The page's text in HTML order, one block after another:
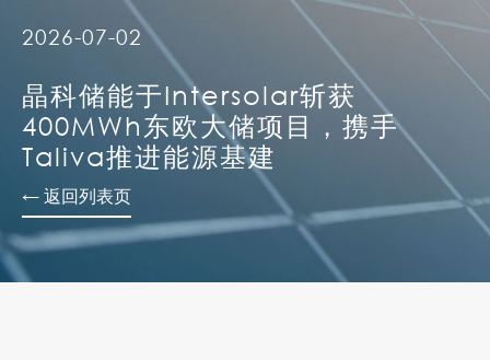
2026-07-02
晶科储能于Intersolar斩获
400MWh东欧大储项目，携手
Taliva推进能源基建
← 返回列表页